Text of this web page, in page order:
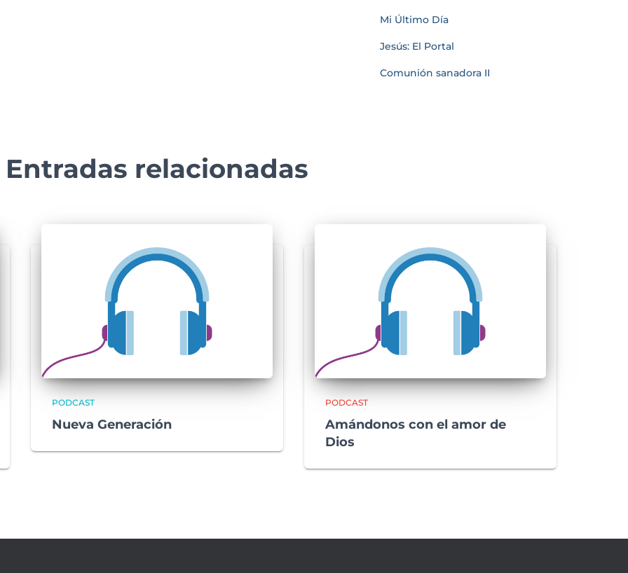
Mi Último Día
Jesús: El Portal
Comunión sanadora II
Entradas relacionadas
PODCAST
Nueva Generación
PODCAST
Amándonos con el amor de
Dios